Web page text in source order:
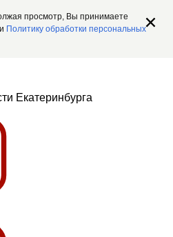
просмотр, Вы принимаете
и Политику обработки персональных
Екатеринбурга